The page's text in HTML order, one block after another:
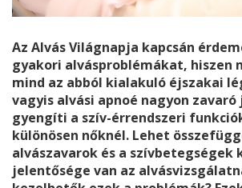
Az Alvás Világnapja kapcsán
gyakori alvásproblémákat, hiszen
mind az abból kialakuló éjszakai
vagyis alvási apnoé nagyon zavaró
gyengíti a szív-érrendszeri
különösen nőknél. Lehet
alvászavarok és a szívbetegségek
jelentősége van az